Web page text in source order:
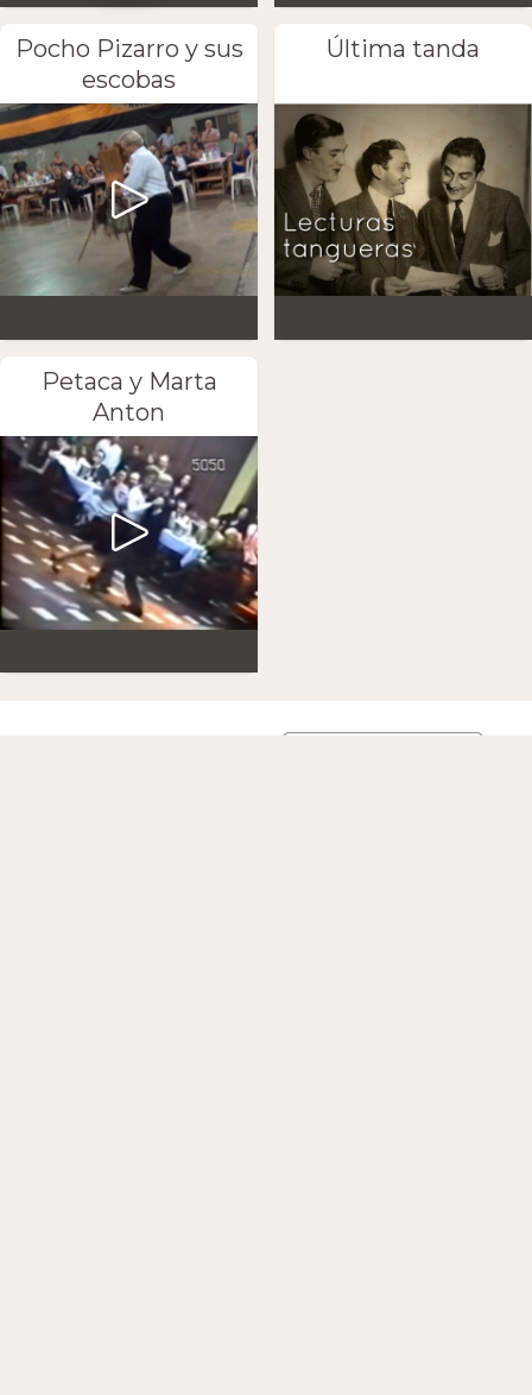
Pocho Pizarro y sus
escobas
Última tanda
Petaca y Marta
Anton